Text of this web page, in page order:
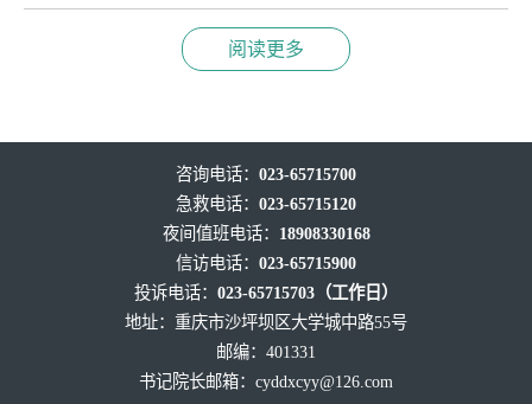
阅读更多
咨询电话： 023-65715700
急救电话： 023-65715120
夜间值班电话： 18908330168
信访电话： 023-65715900
投诉电话： 023-65715703（工作日）
地址：重庆市沙坪坝区大学城中路55号
邮编：401331
书记院长邮箱： cyddxcyy@126.com